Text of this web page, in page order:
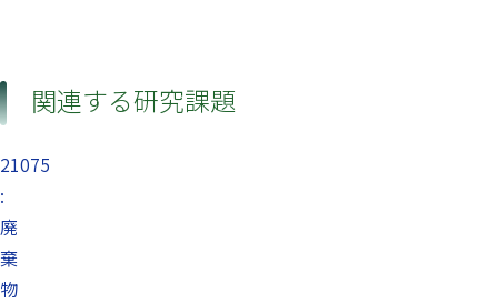
関連する研究課題
21075
:
廃
棄
物